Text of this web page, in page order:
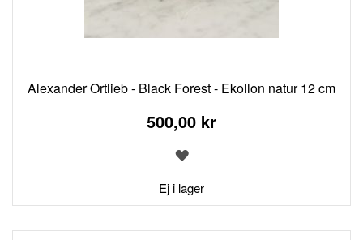
Alexander Ortlieb - Black Forest - Ekollon natur 12 cm
500,00 kr
Ej i lager
LÄGG
I
ÖNSKELISTA